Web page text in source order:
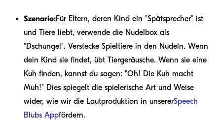
Szenario:Für Eltern, deren Kind ein "Spätsprecher" ist
und Tiere liebt, verwende die Nudelbox als
"Dschungel". Verstecke Spieltiere in den Nudeln. Wenn
dein Kind sie findet, übt Tiergeräusche. Wenn sie eine
Kuh finden, kannst du sagen: "Oh! Die Kuh macht
Muh!" Dies spiegelt die spielerische Art und Weise
wider, wie wir die Lautproduktion in unsererSpeech
Blubs Appfördern.